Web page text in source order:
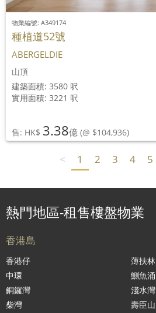
物業編號: A349174
種植道52號
ABERGELDIE
山頂
建築面積: 3580 呎
實用面積: 3221 呎
售: HK$ 3.38億 (@ $104,936)
< 1 2 3 4 5
熱門地區-租售樓盤物業
香港島
香港仔
中環
銅鑼灣
柴灣
薄扶林
鰂魚涌
淺水灣
壽臣山